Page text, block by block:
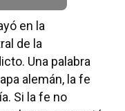
en la
de la
Una palabra
alemán, la fe
Si la fe no